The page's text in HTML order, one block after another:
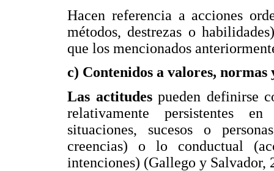
Hacen referencia a acciones
métodos, destrezas o
que los mencionados
c) Contenidos a valores,
Las actitudespueden definirse
relativamente persistentes
situaciones, sucesos o
creencias) o lo conductual
intenciones) (Gallego y Salvador,